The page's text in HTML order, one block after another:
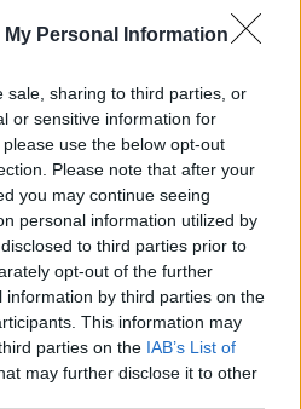
My Personal Information
sale, sharing to third parties, or
or sensitive information for
use the below opt-out
Please note that after your
you may continue seeing
personal information utilized by
to third parties prior to
opt-out of the further
by third parties on the
This information may
parties on the IAB’s List of
may further disclose it to other
év lemaradásban, de
formájában